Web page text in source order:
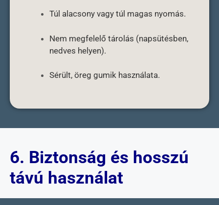
Túl alacsony vagy túl magas nyomás.
Nem megfelelő tárolás (napsütésben,
nedves helyen).
Sérült, öreg gumik használata.
6. Biztonság és hosszú
távú használat